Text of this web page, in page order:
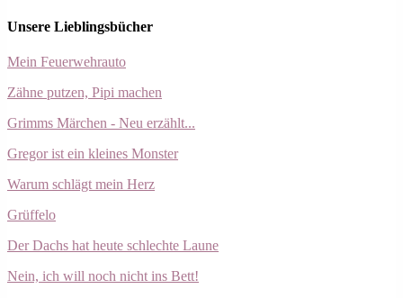
Unsere Lieblingsbücher
Mein Feuerwehrauto
Zähne putzen, Pipi machen
Grimms Märchen - Neu erzählt...
Gregor ist ein kleines Monster
Warum schlägt mein Herz
Grüffelo
Der Dachs hat heute schlechte Laune
Nein, ich will noch nicht ins Bett!